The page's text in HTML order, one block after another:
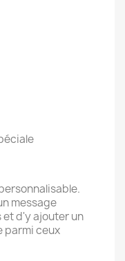
message
et d'y ajouter un
parmi ceux